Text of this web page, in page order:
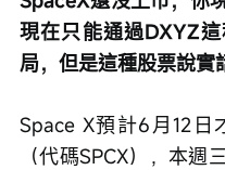
現在只能通過DXYZ
局，但是這種股票說實
Space X預計6月12
（代碼SPCX），本